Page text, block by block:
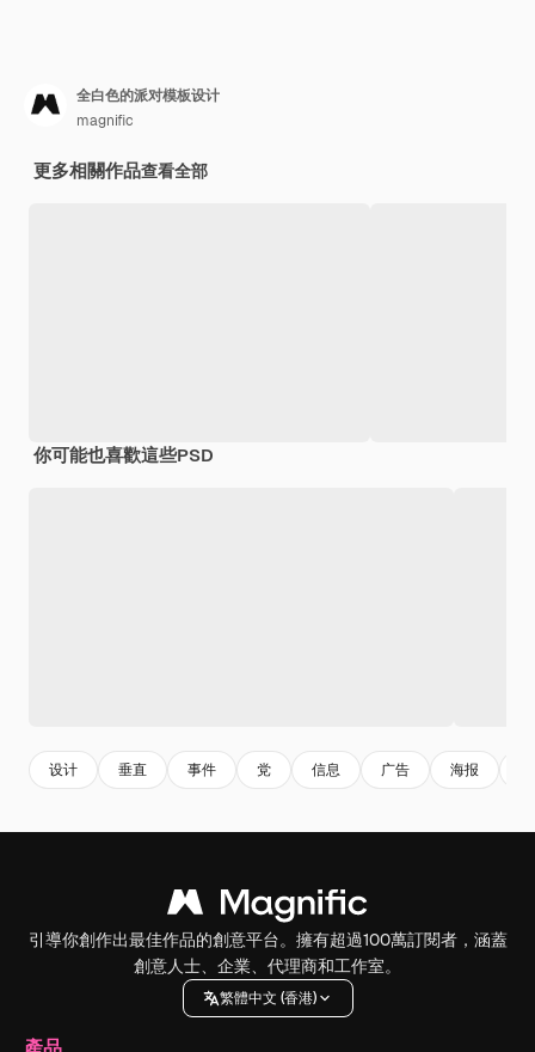
全白色的派对模板设计
magnific
更多相關作品查看全部
你可能也喜歡這些PSD
设计 垂直 事件 党 信息 广告 海报
引導你創作出最佳作品的創意平台。擁有超過100萬訂閱者，涵蓋
創意人士、企業、代理商和工作室。
繁體中文 (香港)
產品